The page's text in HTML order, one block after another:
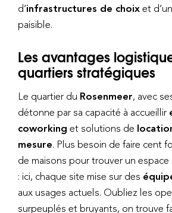
d’infrastructures de choix et
paisible.
Les avantages
quartiers stratégiques
Le quartier du Rosenmeer, avec
détonne par sa capacité à accueillir
coworking et solutions de
mesure. Plus besoin de faire cent
de maisons pour trouver un
: ici, chaque site mise sur des
aux usages actuels. Oubliez les
surpeuplés et bruyants, on trouve